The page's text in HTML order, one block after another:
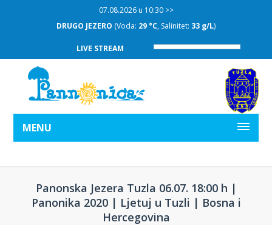
07.08.2026 u 10:30 >>
DRUGO JEZERO (Voda: 29 °C, Salinitet: 33 g/L)
LIVE STREAM
MENU
Panonska Jezera Tuzla 06.07. 18:00 h |
Panonika 2020 | Ljetuj u Tuzli | Bosna i
Hercegovina